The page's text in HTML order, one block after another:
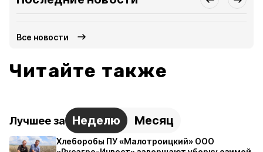
Все новости
Читайте также
Лучшее за Неделю Месяц
Хлеборобы ПУ «Малотроицкий» ООО